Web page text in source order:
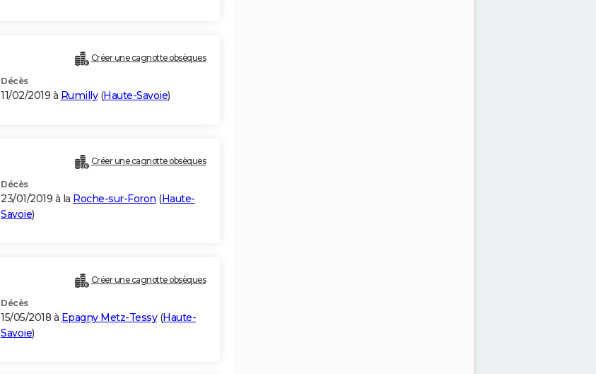
Créer une cagnotte obsèques
Décès
11/02/2019 à Rumilly(Haute-Savoie)
Créer une cagnotte obsèques
Décès
23/01/2019 à la Roche-sur-Foron (Haute-
Savoie)
Créer une cagnotte obsèques
Décès
15/05/2018 à Epagny Metz-Tessy(Haute-
Savoie)